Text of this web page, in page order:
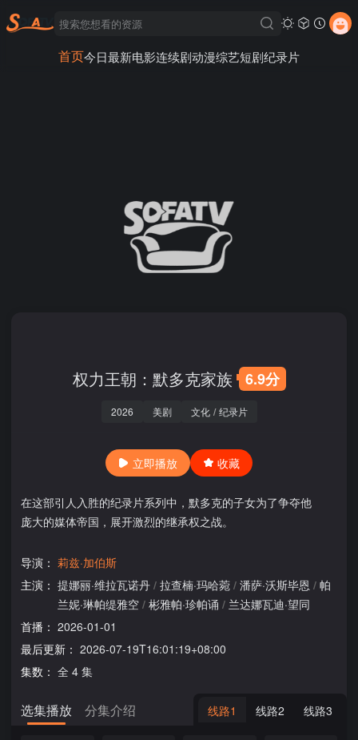
首页今日最新电影连续剧动漫综艺短剧纪录片
权力王朝：默多克家族 6.9分
2026 美剧 文化 / 纪录片
立即播放 收藏
在这部引人入胜的纪录片系列中，默多克的子女为了争夺他
庞大的媒体帝国，展开激烈的继承权之战。
导演： 莉兹·加伯斯
主演： 提娜丽·维拉瓦诺丹 / 拉查楠·玛哈菀 / 潘萨·沃斯毕恩 / 帕
兰妮·琳帕缇雅空 / 彬雅帕·珍帕诵 / 兰达娜瓦迪·望同
首播： 2026-01-01
最后更新： 2026-07-19T16:01:19+08:00
集数： 全 4 集
选集播放 分集介绍 线路1 线路2 线路3